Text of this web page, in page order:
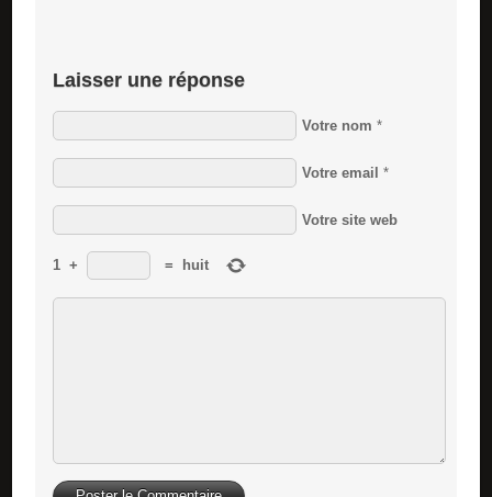
Laisser une réponse
Votre nom *
Votre email *
Votre site web
1 + = huit